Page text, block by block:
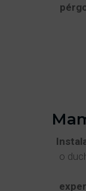
o